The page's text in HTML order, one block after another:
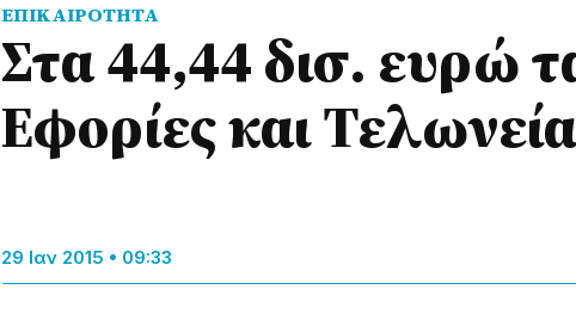
ΕΠΙΚΑΙΡΟΤΗΤΑ
Στα 44,44 δισ. ευρώ
Εφορίες και
29 Ιαν 2015 • 09:33